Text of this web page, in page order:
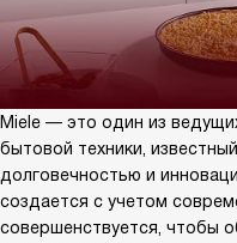
Miele — это один из
бытовой техники,
долговечностью и
создается с учетом
совершенствуется, чтобы